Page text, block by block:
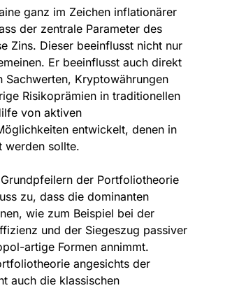
ganz im Zeichen inflationärer
der zentrale Parameter des
Zins. Dieser beeinflusst nicht nur
Er beeinflusst auch direkt
Sachwerten, Kryptowährungen
Risikoprämien in traditionellen
von aktiven
entwickelt, denen in
werden sollte.
der Portfoliotheorie
zu, dass die dominanten
wie zum Beispiel bei der
und der Siegeszug passiver
artige Formen annimmt.
angesichts der
auch die klassischen